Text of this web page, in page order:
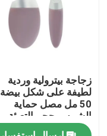
أشرطة فيديو
جولة في المعمل
زجاجة بيترولية وردية
لطيفة على شكل بيضة
50 مل مصل حماية
الشمس حجم التعبئة